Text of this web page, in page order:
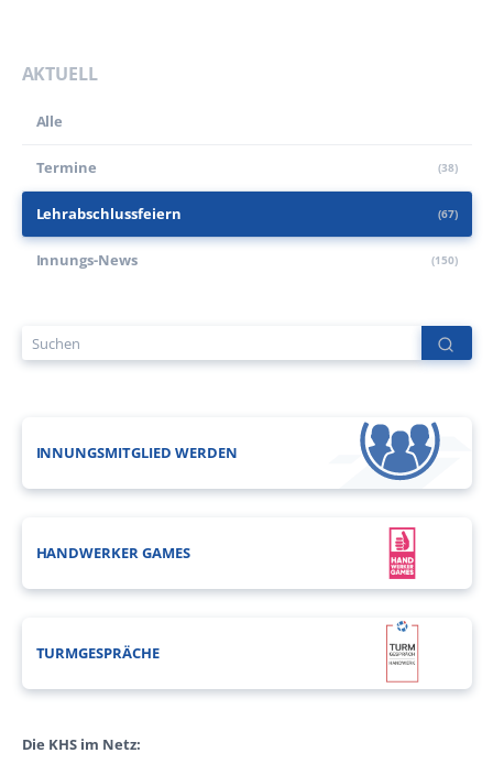
AKTUELL
Alle
Termine (38)
Lehr­abschluss­feiern (67)
Innungs-News (150)
INNUNGSMITGLIED WERDEN
HANDWERKER GAMES
TURMGESPRÄCHE
Die KHS im Netz: